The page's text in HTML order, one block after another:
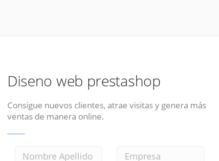
Diseno web prestashop
Consigue nuevos clientes, atrae visitas y genera más
ventas de manera online.